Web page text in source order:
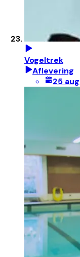
Vogeltrek
Aflevering
25